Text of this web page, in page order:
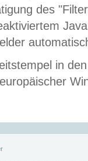
des
in